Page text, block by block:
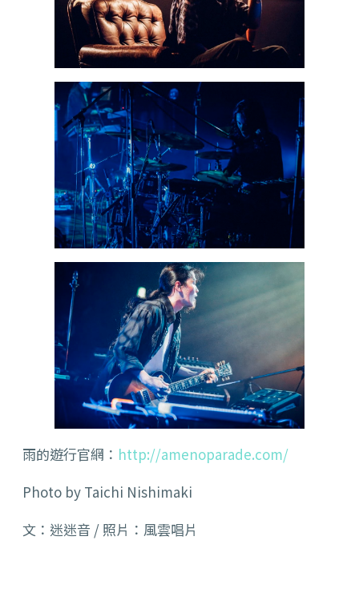
雨的遊行官網： http://amenoparade.com/
Photo by Taichi Nishimaki
文：迷迷音 / 照片：風雲唱片